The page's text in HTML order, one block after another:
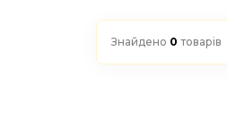
Знайдено 0 товарів